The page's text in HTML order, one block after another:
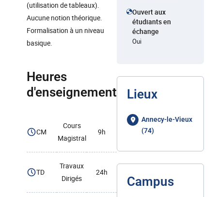
(utilisation de tableaux).
Aucune notion théorique.
Formalisation à un niveau
basique.
Heures
d'enseignement
CM
Cours
Magistral
9h
TD
Travaux
Dirigés
24h
Ouvert aux
étudiants en
échange
Oui
Lieux
Annecy-le-Vieux
(74)
Campus